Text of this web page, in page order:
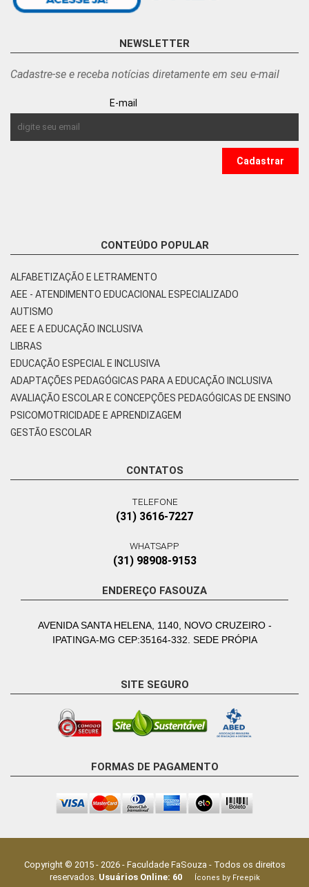
NEWSLETTER
Cadastre-se e receba notícias diretamente em seu e-mail
E-mail
CONTEÚDO POPULAR
ALFABETIZAÇÃO E LETRAMENTO
AEE - ATENDIMENTO EDUCACIONAL ESPECIALIZADO
AUTISMO
AEE E A EDUCAÇÃO INCLUSIVA
LIBRAS
EDUCAÇÃO ESPECIAL E INCLUSIVA
ADAPTAÇÕES PEDAGÓGICAS PARA A EDUCAÇÃO INCLUSIVA
AVALIAÇÃO ESCOLAR E CONCEPÇÕES PEDAGÓGICAS DE ENSINO
PSICOMOTRICIDADE E APRENDIZAGEM
GESTÃO ESCOLAR
CONTATOS
TELEFONE
(31) 3616-7227
WHATSAPP
(31) 98908-9153
ENDEREÇO FASOUZA
AVENIDA SANTA HELENA, 1140, NOVO CRUZEIRO -
IPATINGA-MG CEP:35164-332. SEDE PRÓPIA
SITE SEGURO
FORMAS DE PAGAMENTO
Copyright © 2015 - 2026- Faculdade FaSouza - Todos os direitos
reservados. Usuários Online: 60Ícones by Freepik